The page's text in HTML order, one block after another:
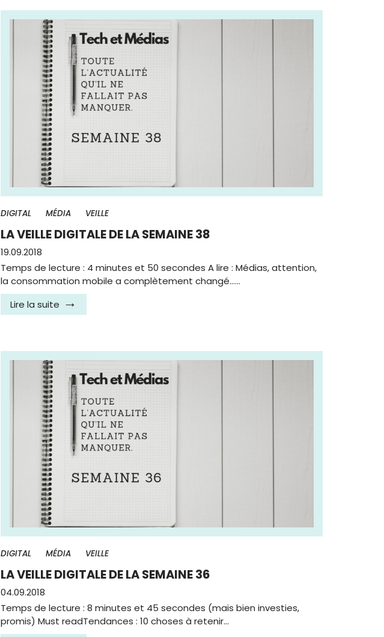
DIGITAL MÉDIA VEILLE
LA VEILLE DIGITALE DE LA SEMAINE 38
19.09.2018
Temps de lecture : 4 minutes et 50 secondes A lire : Médias, attention,
la consommation mobile a complètement changé...…
Lire la suite
DIGITAL MÉDIA VEILLE
LA VEILLE DIGITALE DE LA SEMAINE 36
04.09.2018
Temps de lecture : 8 minutes et 45 secondes (mais bien investies,
promis) Must readTendances : 10 choses à retenir…